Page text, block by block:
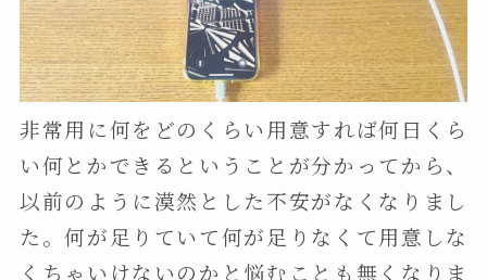
非常用に何をどのくらい用意すれば何日くら
い何とかできるということが分かってから、
以前のように漠然とした不安がなくなりまし
た。何が足りていて何が足りなくて用意しな
くちゃいけないのかと悩むことも無くなりま